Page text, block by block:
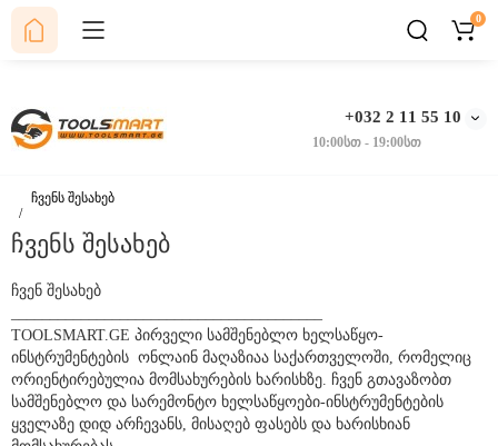
+032 2 11 55
0
ჩვენს შესახებ
ჩვენ შესახებ
________________________________________
TOOLSMART.GE პირველი სამშენებლო ხელსაწყო-
ინსტრუმენტების ონლაინ მაღაზიაა საქართველოში, რომელიც
ორიენტირებულია მომსახურების ხარისხზე. ჩვენ გთავაზობთ
სამშენებლო და სარემონტო ხელსაწყოები-ინსტრუმენტების
ყველაზე დიდ არჩევანს, მისაღებ ფასებს და ხარისხიან